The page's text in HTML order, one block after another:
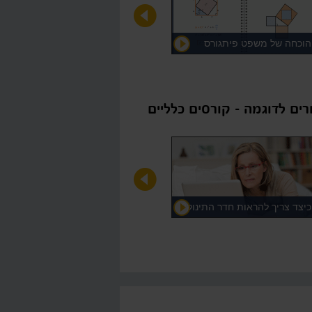
הוכחה של משפט פיתגורס
לדוגמה - קורסים כלליים
כיצד צריך להראות חדר התינוק?